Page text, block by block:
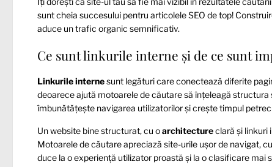
sunt cheia succesului pentru articolele SEO de top!
aduce un trafic organic semnificativ.
Ce sunt linkurile interne și de ce sunt
Linkurile internesunt legături care conectează diferite
deoarece ajută motoarele de căutare să înțeleagă
îmbunătățește navigarea utilizatorilor și crește timpul
Un website bine structurat, cu oarchitectureclară și linkuri
Motoarele de căutare apreciază site-urile ușor de navigat,
duce la o experiență utilizator proastă și la o clasificare mai